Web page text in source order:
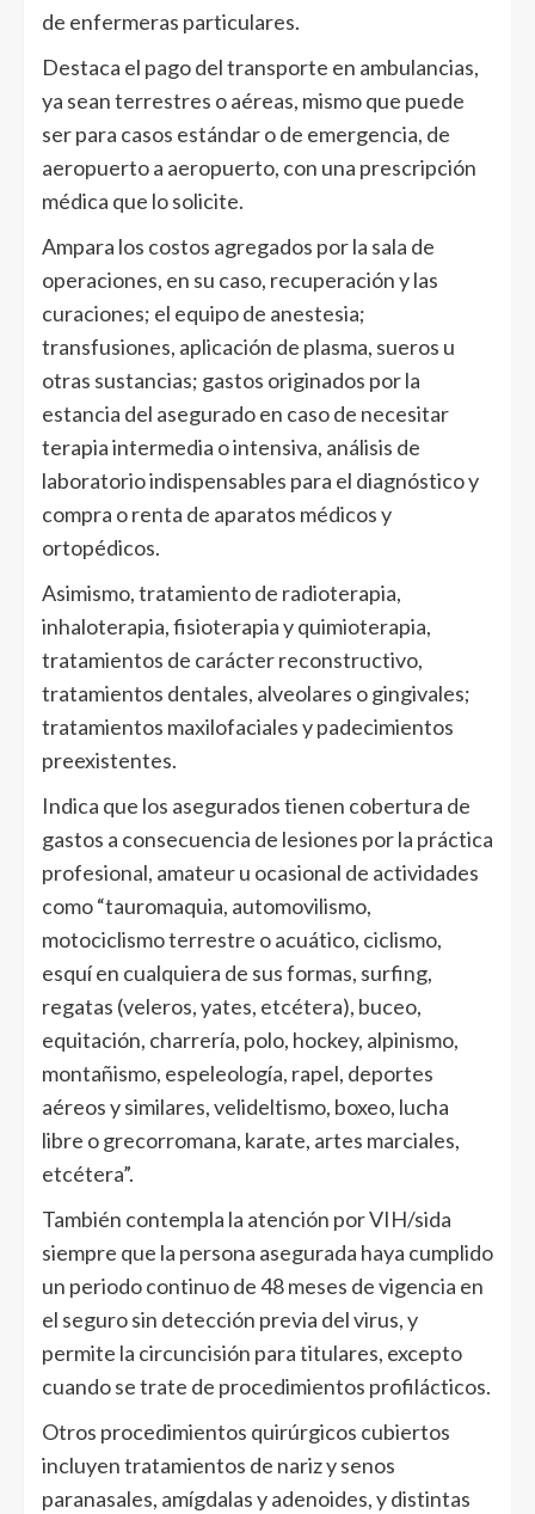
de enfermeras particulares.
Destaca el pago del transporte en ambulancias,
ya sean terrestres o aéreas, mismo que puede
ser para casos estándar o de emergencia, de
aeropuerto a aeropuerto, con una prescripción
médica que lo solicite.
Ampara los costos agregados por la sala de
operaciones, en su caso, recuperación y las
curaciones; el equipo de anestesia;
transfusiones, aplicación de plasma, sueros u
otras sustancias; gastos originados por la
estancia del asegurado en caso de necesitar
terapia intermedia o intensiva, análisis de
laboratorio indispensables para el diagnóstico y
compra o renta de aparatos médicos y
ortopédicos.
Asimismo, tratamiento de radioterapia,
inhaloterapia, fisioterapia y quimioterapia,
tratamientos de carácter reconstructivo,
tratamientos dentales, alveolares o gingivales;
tratamientos maxilofaciales y padecimientos
preexistentes.
Indica que los asegurados tienen cobertura de
gastos a consecuencia de lesiones por la práctica
profesional, amateur u ocasional de actividades
como “tauromaquia, automovilismo,
motociclismo terrestre o acuático, ciclismo,
esquí en cualquiera de sus formas, surfing,
regatas (veleros, yates, etcétera), buceo,
equitación, charrería, polo, hockey, alpinismo,
montañismo, espeleología, rapel, deportes
aéreos y similares, velideltismo, boxeo, lucha
libre o grecorromana, karate, artes marciales,
etcétera”.
También contempla la atención por VIH/sida
siempre que la persona asegurada haya cumplido
un periodo continuo de 48 meses de vigencia en
el seguro sin detección previa del virus, y
permite la circuncisión para titulares, excepto
cuando se trate de procedimientos profilácticos.
Otros procedimientos quirúrgicos cubiertos
incluyen tratamientos de nariz y senos
paranasales, amígdalas y adenoides, y distintas